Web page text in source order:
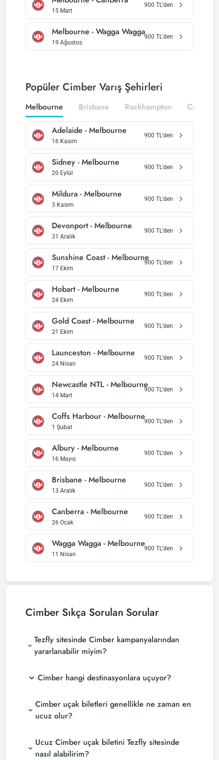
15 Mart
900 TL’den
Melbourne -Wagga Wagga
19 Ağustos
900 TL’den
Popüler Cimber Varış Şehirleri
Melbourne Brisbane Rockhampton Canberra
Adelaide -Melbourne
16 Kasım
900 TL’den
Sidney -Melbourne
20 Eylül
900 TL’den
Mildura -Melbourne
3 Kasım
900 TL’den
Devonport-Melbourne
31 Aralık
900 TL’den
Sunshine Coast-Melbourne
17 Ekim
900 TL’den
Hobart-Melbourne
24 Ekim
900 TL’den
Gold Coast-Melbourne
21 Ekim
900 TL’den
Launceston -Melbourne
24 Nisan
900 TL’den
Newcastle NTL -Melbourne
14 Mart
900 TL’den
Coffs Harbour -Melbourne
1 Şubat
900 TL’den
Albury -Melbourne
16 Mayıs
900 TL’den
Brisbane -Melbourne
13 Aralık
900 TL’den
Canberra -Melbourne
26 Ocak
900 TL’den
Wagga Wagga -Melbourne
11 Nisan
900 TL’den
Cimber Sıkça Sorulan Sorular
Tezfly sitesinde Cimber kampanyalarından
yararlanabilir miyim?
Cimber hangi destinasyonlara uçuyor?
Cimber uçak biletleri genellikle ne zaman en
ucuz olur?
Ucuz Cimber uçak biletini Tezfly sitesinde
nasıl alabilirim?